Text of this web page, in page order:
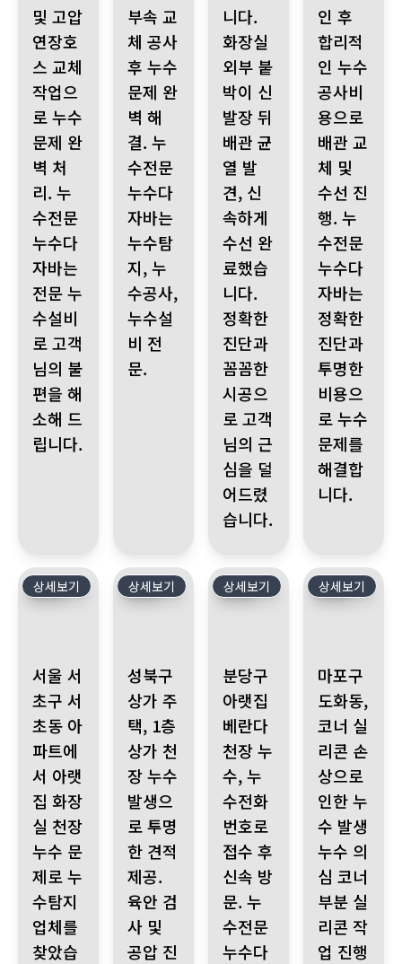
및 고압
연장호
스 교체
작업으
로 누수
문제 완
벽 처
리. 누
수전문
누수다
자바는
전문 누
수설비
로 고객
님의 불
편을 해
소해 드
립니다.
부속 교
체 공사
후 누수
문제 완
벽 해
결. 누
수전문
누수다
자바는
누수탐
지, 누
수공사,
누수설
비 전
문.
니다.
화장실
외부 붙
박이 신
발장 뒤
배관 균
열 발
견, 신
속하게
수선 완
료했습
니다.
정확한
진단과
꼼꼼한
시공으
로 고객
님의 근
심을 덜
어드렸
습니다.
인 후
합리적
인 누수
공사비
용으로
배관 교
체 및
수선 진
행. 누
수전문
누수다
자바는
정확한
진단과
투명한
비용으
로 누수
문제를
해결합
니다.
533
상세보기
서울 서
초구 서
초동 아
파트에
서 아랫
집 화장
실 천장
누수 문
제로 누
수탐지
업체를
찾았습
532
상세보기
성북구
상가 주
택, 1층
상가 천
장 누수
발생으
로 투명
한 견적
제공.
육안 검
사 및
공압 진
531
상세보기
분당구
아랫집
베란다
천장 누
수, 누
수전화
번호로
접수 후
신속 방
문. 누
수전문
누수다
530
상세보기
마포구
도화동,
코너 실
리콘 손
상으로
인한 누
수 발생
누수 의
심 코너
부분 실
리콘 작
업 진행